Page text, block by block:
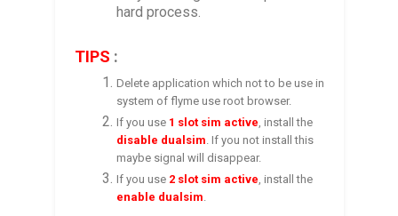
hard process.
TIPS :
Delete application which not to be use in
system of flyme use root browser.
If you use 1 slot sim active , install the
disable dualsim . If you not install this
maybe signal will disappear.
If you use 2 slot sim active , install the
enable dualsim